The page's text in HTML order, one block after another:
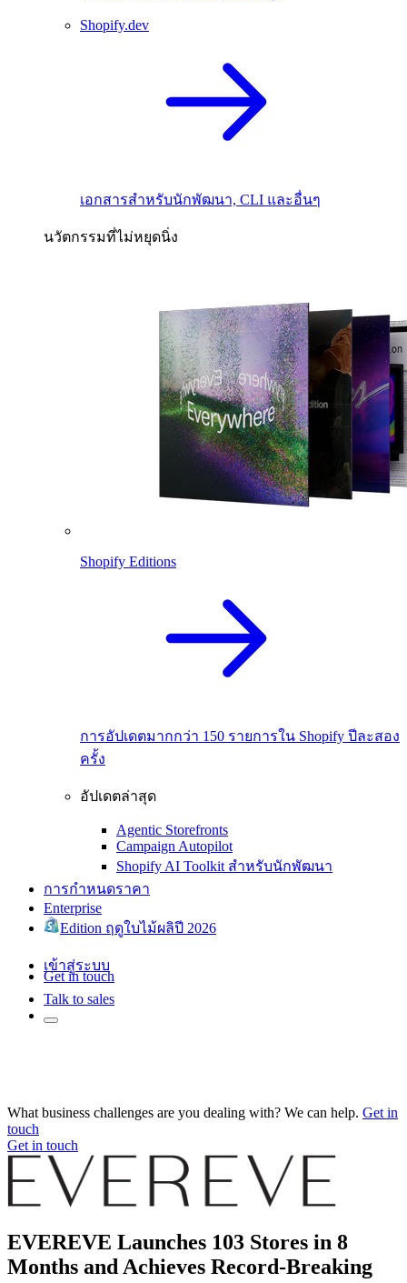
Shopify.dev
เอกสารสำหรับนักพัฒนา, CLI และอื่นๆ
นวัตกรรมที่ไม่หยุดนิ่ง
Shopify Editions
การอัปเดตมากกว่า 150 รายการใน Shopify ปีละสอง
ครั้ง
อัปเดตล่าสุด
Agentic Storefronts
Campaign Autopilot
Shopify AI Toolkit สำหรับนักพัฒนา
การกำหนดราคา
Enterprise
Edition ฤดูใบไม้ผลิปี 2026
เข้าสู่ระบบ
Get in touch
Talk to sales
What business challenges are you dealing with? We can help. Get in
touch
Get in touch
EVEREVE Launches 103 Stores in 8
Months and Achieves Record-Breaking